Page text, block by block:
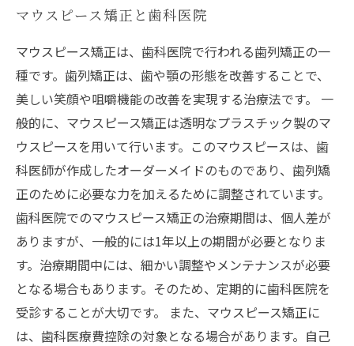
マウスピース矯正と歯科医院
マウスピース矯正は、歯科医院で行われる歯列矯正の一
種です。歯列矯正は、歯や顎の形態を改善することで、
美しい笑顔や咀嚼機能の改善を実現する治療法です。 一
般的に、マウスピース矯正は透明なプラスチック製のマ
ウスピースを用いて行います。このマウスピースは、歯
科医師が作成したオーダーメイドのものであり、歯列矯
正のために必要な力を加えるために調整されています。
歯科医院でのマウスピース矯正の治療期間は、個人差が
ありますが、一般的には1年以上の期間が必要となりま
す。治療期間中には、細かい調整やメンテナンスが必要
となる場合もあります。そのため、定期的に歯科医院を
受診することが大切です。 また、マウスピース矯正に
は、歯科医療費控除の対象となる場合があります。自己